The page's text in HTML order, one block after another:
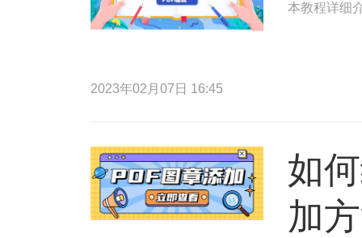
本教程详细
2023年02月07日 16:45
如
加